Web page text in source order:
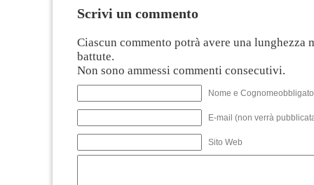
Scrivi un commento
Ciascun commento potrà avere una lunghezza
battute.
Non sono ammessi commenti consecutivi.
Nome e
E-mail (non verrà
Sito Web